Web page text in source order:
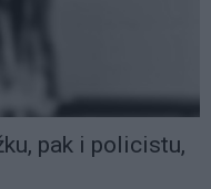
pak i policistu,